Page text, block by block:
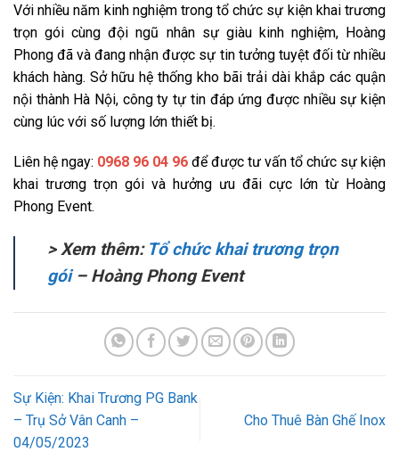
Với nhiều năm kinh nghiệm trong tổ chức sự kiện khai trương
trọn gói cùng đội ngũ nhân sự giàu kinh nghiệm, Hoàng
Phong đã và đang nhận được sự tin tưởng tuyệt đối từ nhiều
khách hàng. Sở hữu hệ thống kho bãi trải dài khắp các quận
nội thành Hà Nội, công ty tự tin đáp ứng được nhiều sự kiện
cùng lúc với số lượng lớn thiết bị.
Liên hệ ngay: 0968 96 04 96 để được tư vấn tổ chức sự kiện
khai trương trọn gói và hưởng ưu đãi cực lớn từ Hoàng
Phong Event.
> Xem thêm: Tổ chức khai trương trọn
gói– Hoàng Phong Event
Sự Kiện: Khai Trương PG Bank
– Trụ Sở Vân Canh –
04/05/2023
Cho Thuê Bàn Ghế Inox